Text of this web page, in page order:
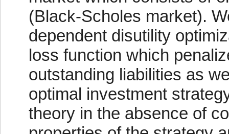
(Black-Scholes market).
dependent disutility
loss function which
outstanding liabilities as
optimal investment
theory in the absence of